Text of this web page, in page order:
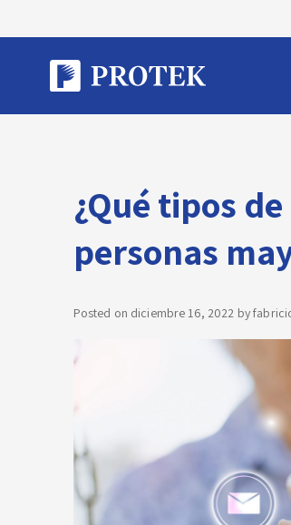
content
¿Qué tipos
personas
Posted on diciembre 16, 2022 by